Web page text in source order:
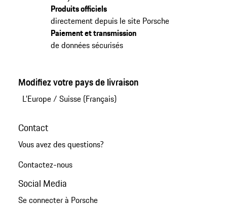
Produits officiels
directement depuis le site Porsche
Paiement et transmission
de données sécurisés
Modifiez votre pays de livraison
L'Europe/ Suisse (Français)
Contact
Vous avez des questions?
Contactez-nous
Social Media
Se connecter à Porsche